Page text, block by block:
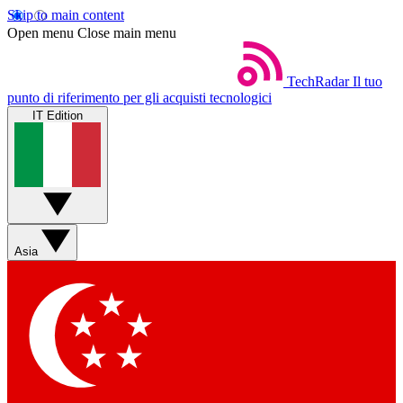
Skip to main content
Open menu Close main menu
TechRadar Il tuo
punto di riferimento per gli acquisti tecnologici
IT Edition
Asia